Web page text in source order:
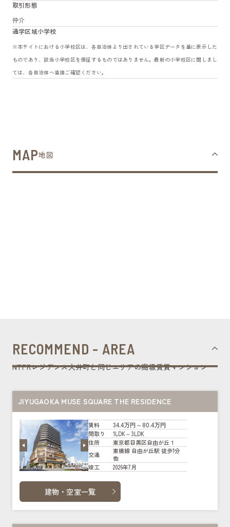
取引形態
仲介
通学区域小学校
※本サイトにおける小学校区は、各自治体より出されている学区データを基に表示した
ものであり、該当小学校区を保証するものではありません。最新の小学校区に関しまし
ては、各自治体へ直接ご確認ください。
MAP地図
RECOMMEND - AREA
NTPRレジデンス大井町と同じエリアの高級賃貸マンション
JIYUGAOKA MUSE SQUARE THE RESIDENCE
賃料 34.4万円～80.4万円
間取り
1LDK～3LDK
住所
東京都目黒区自由が丘１
交通
東横線 自由が丘駅 徒歩1分
他
竣工
2026年7月
建物・空室一覧